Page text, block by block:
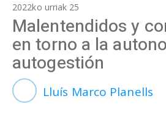
2022ko urriak 25
Malentendidos y
en torno a la
autogestión
Lluís Marco Planells